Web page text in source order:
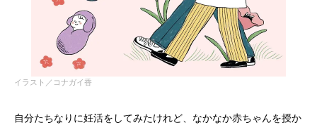
イラスト／コナガイ香
自分たちなりに妊活をしてみたけれど、なかなか赤ちゃんを授か